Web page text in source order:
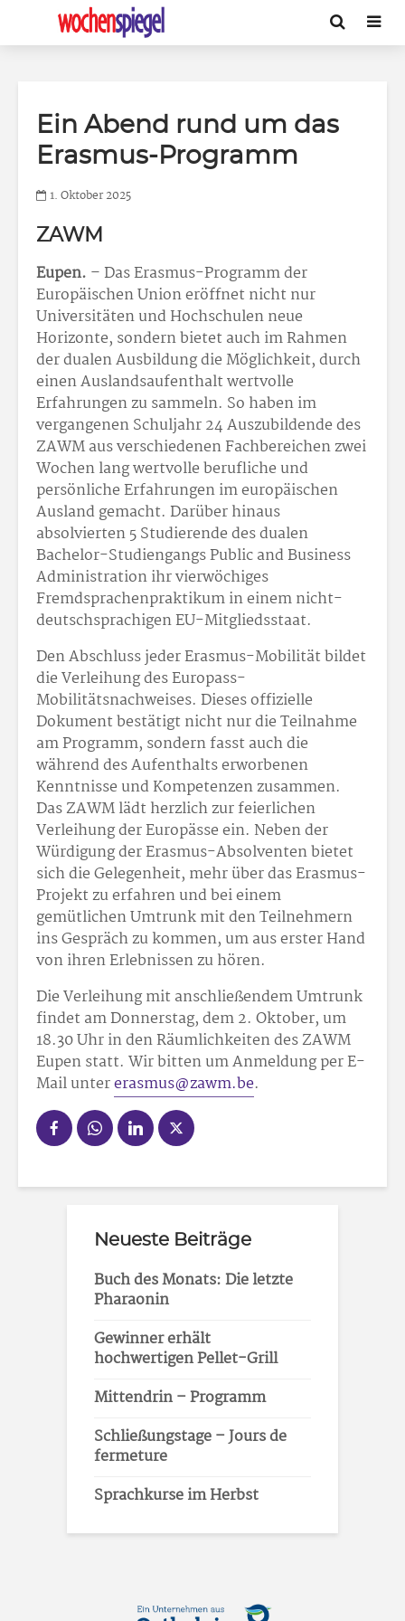
Ein Abend rund um das
Erasmus-Programm
1. Oktober 2025
ZAWM
Eupen. – Das Erasmus-Programm der
Europäischen Union eröffnet nicht nur
Universitäten und Hochschulen neue
Horizonte, sondern bietet auch im Rahmen
der dualen Ausbildung die Möglichkeit, durch
einen Auslandsaufenthalt wertvolle
Erfahrungen zu sammeln. So haben im
vergangenen Schuljahr 24 Auszubildende des
ZAWM aus verschiedenen Fachbereichen zwei
Wochen lang wertvolle berufliche und
persönliche Erfahrungen im europäischen
Ausland gemacht. Darüber hinaus
absolvierten 5 Studierende des dualen
Bachelor-Studiengangs Public and Business
Administration ihr vierwöchiges
Fremdsprachenpraktikum in einem nicht-
deutschsprachigen EU-Mitgliedsstaat.
Den Abschluss jeder Erasmus-Mobilität bildet
die Verleihung des Europass-
Mobilitätsnachweises. Dieses offizielle
Dokument bestätigt nicht nur die Teilnahme
am Programm, sondern fasst auch die
während des Aufenthalts erworbenen
Kenntnisse und Kompetenzen zusammen.
Das ZAWM lädt herzlich zur feierlichen
Verleihung der Europässe ein. Neben der
Würdigung der Erasmus-Absolventen bietet
sich die Gelegenheit, mehr über das Erasmus-
Projekt zu erfahren und bei einem
gemütlichen Umtrunk mit den Teilnehmern
ins Gespräch zu kommen, um aus erster Hand
von ihren Erlebnissen zu hören.
Die Verleihung mit anschließendem Umtrunk
findet am Donnerstag, dem 2. Oktober, um
18.30 Uhr in den Räumlichkeiten des ZAWM
Eupen statt. Wir bitten um Anmeldung per E-
Mail untererasmus@zawm.be.
Neueste Beiträge
Buch des Monats: Die letzte
Pharaonin
Gewinner erhält
hochwertigen Pellet-Grill
Mittendrin – Programm
Schließungstage – Jours de
fermeture
Sprachkurse im Herbst